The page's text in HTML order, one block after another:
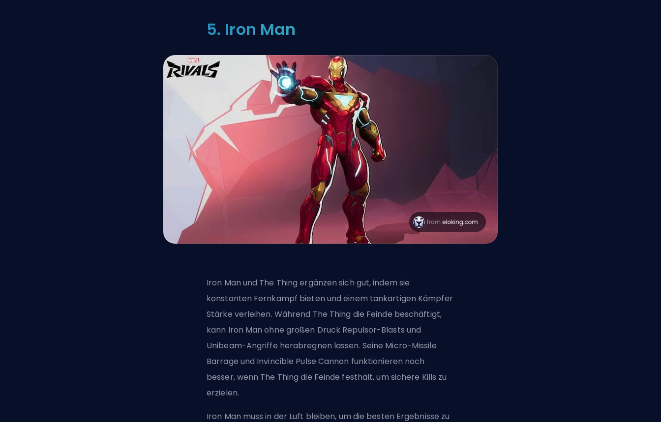
5. Iron Man
Iron Man und The Thing ergänzen sich gut, indem sie
konstanten Fernkampf bieten und einem tankartigen Kämpfer
Stärke verleihen. Während The Thing die Feinde beschäftigt,
kann Iron Man ohne großen Druck Repulsor-Blasts und
Unibeam-Angriffe herabregnen lassen. Seine Micro-Missile
Barrage und Invincible Pulse Cannon funktionieren noch
besser, wenn The Thing die Feinde festhält, um sichere Kills zu
erzielen.
Iron Man muss in der Luft bleiben, um die besten Ergebnisse zu